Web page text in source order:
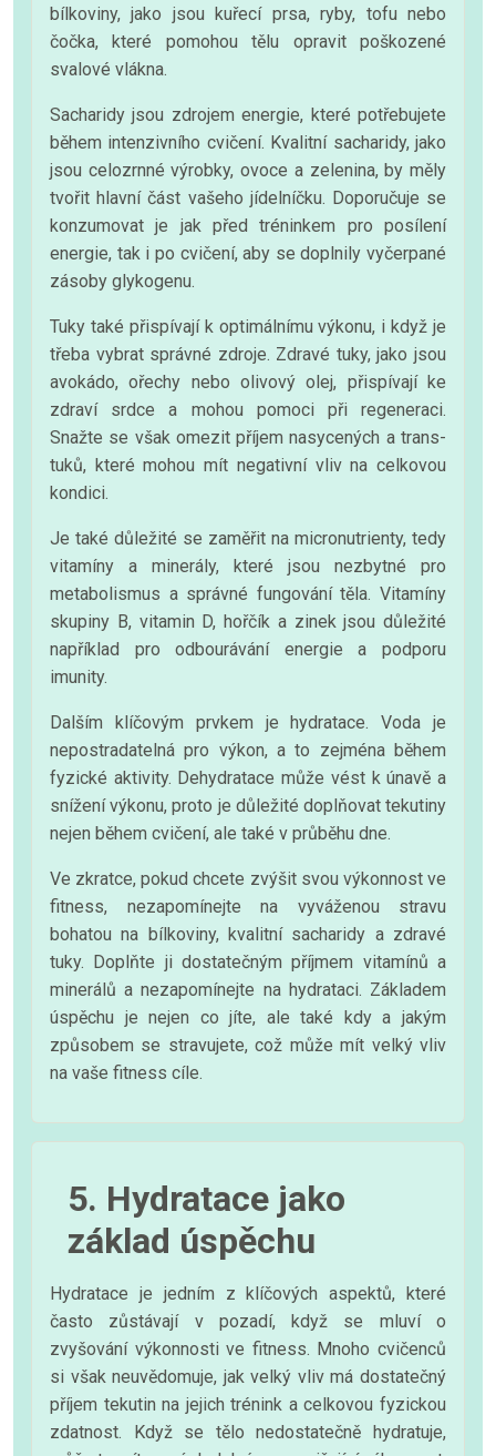
bílkoviny, jako jsou kuřecí prsa, ryby, tofu nebo
čočka, které pomohou tělu opravit poškozené
svalové vlákna.
Sacharidy jsou zdrojem energie, které potřebujete
během intenzivního cvičení. Kvalitní sacharidy, jako
jsou celozrnné výrobky, ovoce a zelenina, by měly
tvořit hlavní část vašeho jídelníčku. Doporučuje se
konzumovat je jak před tréninkem pro posílení
energie, tak i po cvičení, aby se doplnily vyčerpané
zásoby glykogenu.
Tuky také přispívají k optimálnímu výkonu, i když je
třeba vybrat správné zdroje. Zdravé tuky, jako jsou
avokádo, ořechy nebo olivový olej, přispívají ke
zdraví srdce a mohou pomoci při regeneraci.
Snažte se však omezit příjem nasycených a trans-
tuků, které mohou mít negativní vliv na celkovou
kondici.
Je také důležité se zaměřit na micronutrienty, tedy
vitamíny a minerály, které jsou nezbytné pro
metabolismus a správné fungování těla. Vitamíny
skupiny B, vitamin D, hořčík a zinek jsou důležité
například pro odbourávání energie a podporu
imunity.
Dalším klíčovým prvkem je hydratace. Voda je
nepostradatelná pro výkon, a to zejména během
fyzické aktivity. Dehydratace může vést k únavě a
snížení výkonu, proto je důležité doplňovat tekutiny
nejen během cvičení, ale také v průběhu dne.
Ve zkratce, pokud chcete zvýšit svou výkonnost ve
fitness, nezapomínejte na vyváženou stravu
bohatou na bílkoviny, kvalitní sacharidy a zdravé
tuky. Doplňte ji dostatečným příjmem vitamínů a
minerálů a nezapomínejte na hydrataci. Základem
úspěchu je nejen co jíte, ale také kdy a jakým
způsobem se stravujete, což může mít velký vliv
na vaše fitness cíle.
5. Hydratace jako
základ úspěchu
Hydratace je jedním z klíčových aspektů, které
často zůstávají v pozadí, když se mluví o
zvyšování výkonnosti ve fitness. Mnoho cvičenců
si však neuvědomuje, jak velký vliv má dostatečný
příjem tekutin na jejich trénink a celkovou fyzickou
zdatnost. Když se tělo nedostatečně hydratuje,